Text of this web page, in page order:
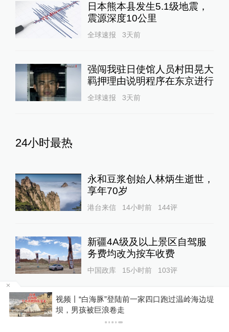
日本熊本县发生5.1级地震，
震源深度10公里
全球速报 3天前
强闯我驻日使馆人员村田晃大
羁押理由说明程序在东京进行
全球速报 3天前
24小时最热
永和豆浆创始人林炳生逝世，
享年70岁
港台来信 14小时前 144评
新疆4A级及以上景区自驾服
务费均改为按车收费
中国政库 15小时前 103评
“青海和兰州在抢一碗面？”青
海媒体：这种说法，格局小了
视频丨“白海豚”登陆前一家四口跑过温岭海边堤
坝，男孩被巨浪卷走